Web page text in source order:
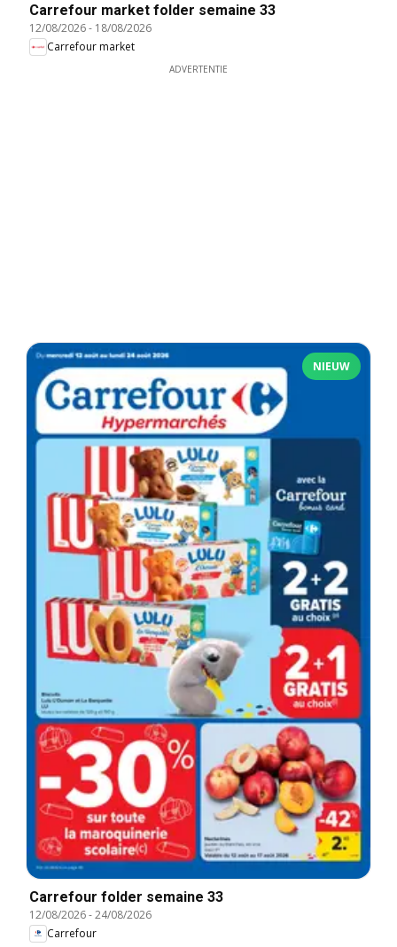
Carrefour market folder semaine 33
12/08/2026- 18/08/2026
Carrefour market
ADVERTENTIE
NIEUW
Carrefour folder semaine 33
12/08/2026-24/08/2026
Carrefour